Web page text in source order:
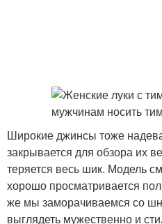
Широкие джинсы тоже
закрывается для обзора их
теряется весь шик. Модель
хорошо просматривается
же мы заморачиваемся со
выглядеть мужественно и